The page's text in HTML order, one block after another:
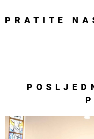
PRATITE